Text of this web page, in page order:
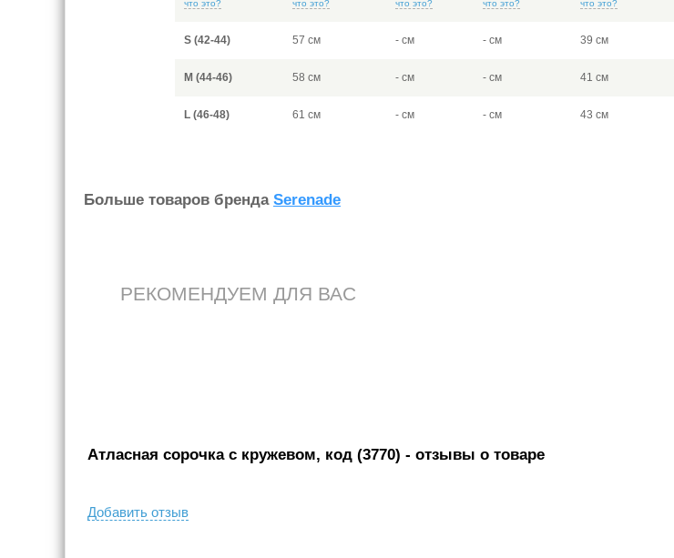
что это? что это? что это? что это? что это?
S (42-44) 57 см - см - см 39 см
M (44-46) 58 см - см - см 41 см
L (46-48) 61 см - см - см 43 см
Больше товаров бренда Serenade
РЕКОМЕНДУЕМ ДЛЯ ВАС
Атласная сорочка с кружевом, код (3770) - отзывы о товаре
Добавить отзыв